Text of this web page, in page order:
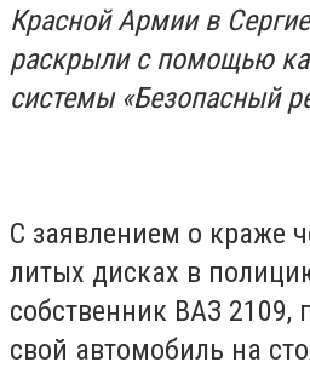
Красной Армии в
раскрыли с помощью
системы «Безопасный
С заявлением о краже
литых дисках в
собственник ВАЗ
свой автомобиль на